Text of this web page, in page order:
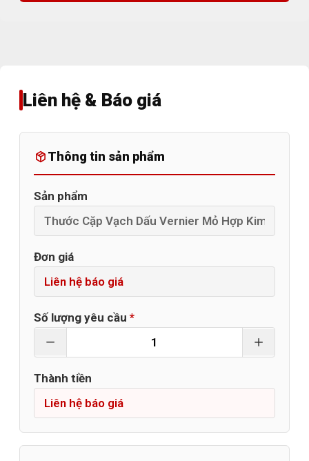
Liên hệ & Báo giá
Thông tin sản phẩm
Sản phẩm
Đơn giá
Số lượng yêu cầu *
Thành tiền